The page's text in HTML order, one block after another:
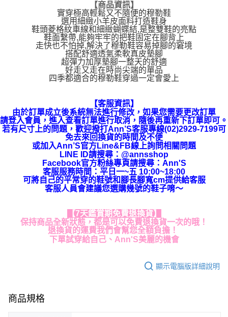
【商品資訊】
實穿極高輕鬆又不隨便的穆勒鞋
選用細緻小羊皮面料打造鞋身
鞋頭菱格紋車線和細緻蝴蝶結,是整雙鞋的亮點
鞋面繫帶,能夠牢牢的把鞋固定在腳背上
走快也不怕掉,解決了穆勒鞋容易掉腳的窘境
搭配舒適透氣柔軟真皮墊腳
超彈力加厚墊腳一整天的舒適
好走又走在時尚尖端的單品
四季都適合的穆勒鞋穿過一定會愛上
【客服資訊】
由於訂單成立後系統無法進行修改，如果您需要更改訂單
請登入會員，進入查看訂單進行取消，隨後再重新下訂單即可。
若有尺寸上的問題，歡迎撥打Ann’S客服專線(02)2929-7199可
免去來回換貨的時間及不便
或加入Ann’S官方Line&FB線上詢問相關問題
LINE ID請搜尋 ： @annsshop
Facebook官方粉絲專頁請搜尋：Ann'S
客服服務時間：平日一~五 10:00~18:00
可將自己的平常穿的鞋號和腳長腳寬cm提供給客服
客服人員會建議您選購幾號的鞋子唷～
【7天鑑賞期免費退換貨】
保持商品全新狀態，都是可以免費退換貨一次的哦！
退換貨的運費我們會幫您全額負擔！
下單試穿給自己、Ann'S美麗的機會
顯示電腦版詳細說明
商品規格